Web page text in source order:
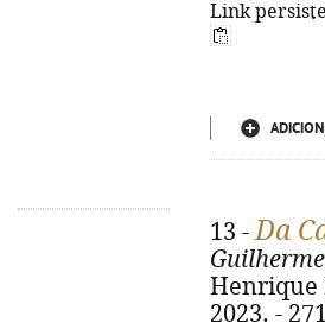
Link
13 -Da
Henrique
2023. -